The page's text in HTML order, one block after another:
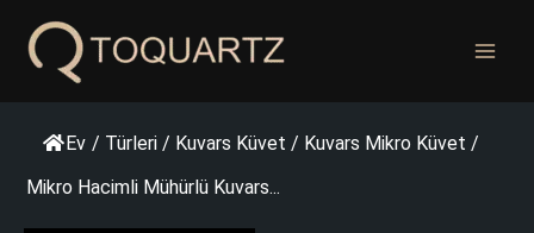
geç
Ev / Türleri / Kuvars Küvet / Kuvars Mikro Küvet /
Mikro Hacimli Mühürlü Kuvars...